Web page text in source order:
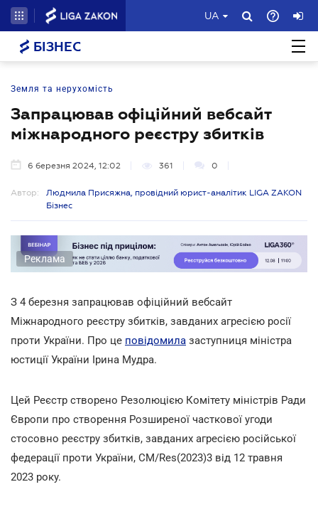
UA
БІЗНЕС
Земля та нерухомість
Запрацював офіційний вебсайт
міжнародного реєстру збитків
6 березня 2024, 12:02 361 0
Автор:
Людмила Присяжна, провідний юрист-аналітик LIGA ZAKON
Бізнес
Реклама
З 4 березня запрацював офіційний вебсайт
Міжнародного реєстру збитків, завданих агресією росії
проти України. Про це повідомила заступниця міністра
юстиції України Ірина Мудра.
Цей Реєстр створено Резолюцією Комітету міністрів Ради
Європи про створення Розширеної часткової угоди
стосовно реєстру збитків, завданих агресією російської
федерації проти України, CM/Res(2023)3 від 12 травня
2023 року.